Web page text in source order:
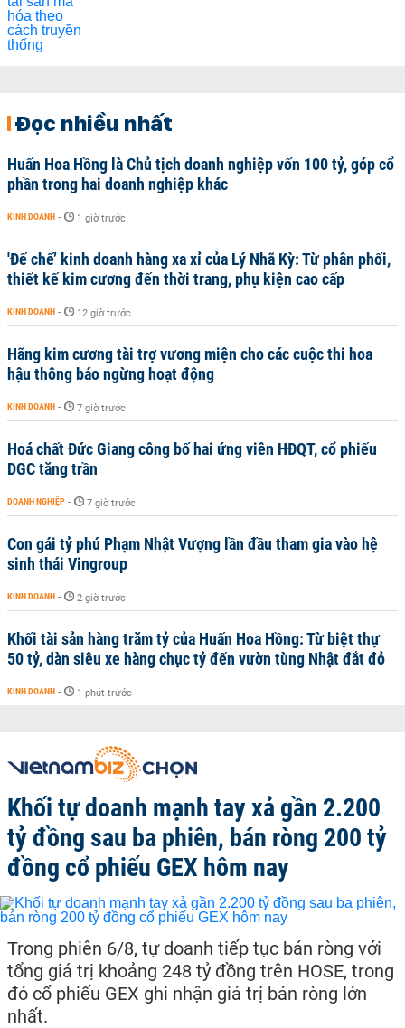
Đọc nhiều nhất
Huấn Hoa Hồng là Chủ tịch doanh nghiệp vốn 100 tỷ, góp cổ
phần trong hai doanh nghiệp khác
KINH DOANH - 1 giờ trước
'Đế chế’ kinh doanh hàng xa xỉ của Lý Nhã Kỳ: Từ phân phối,
thiết kế kim cương đến thời trang, phụ kiện cao cấp
KINH DOANH - 12 giờ trước
Hãng kim cương tài trợ vương miện cho các cuộc thi hoa
hậu thông báo ngừng hoạt động
KINH DOANH - 7 giờ trước
Hoá chất Đức Giang công bố hai ứng viên HĐQT, cổ phiếu
DGC tăng trần
DOANH NGHIỆP - 7 giờ trước
Con gái tỷ phú Phạm Nhật Vượng lần đầu tham gia vào hệ
sinh thái Vingroup
KINH DOANH - 2 giờ trước
Khối tài sản hàng trăm tỷ của Huấn Hoa Hồng: Từ biệt thự
50 tỷ, dàn siêu xe hàng chục tỷ đến vườn tùng Nhật đắt đỏ
KINH DOANH - 1 phút trước
Khối tự doanh mạnh tay xả gần 2.200
tỷ đồng sau ba phiên, bán ròng 200 tỷ
đồng cổ phiếu GEX hôm nay
Trong phiên 6/8, tự doanh tiếp tục bán ròng với
tổng giá trị khoảng 248 tỷ đồng trên HOSE, trong
đó cổ phiếu GEX ghi nhận giá trị bán ròng lớn
nhất.